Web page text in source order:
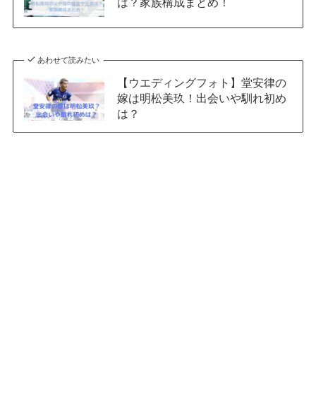
あわせて読みたい
【ウエディングフォト】堂安律の
嫁は明松美玖！出会いや馴れ初め
は？